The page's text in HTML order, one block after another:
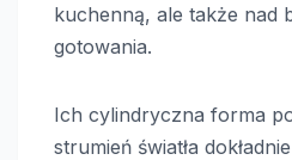
kuchenną, ale także nad
gotowania.
Ich cylindryczna forma
strumień światła